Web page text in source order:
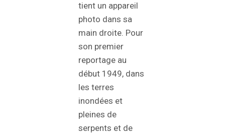
tient un appareil
photo dans sa
main droite. Pour
son premier
reportage au
début 1949, dans
les terres
inondées et
pleines de
serpents et de